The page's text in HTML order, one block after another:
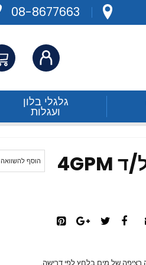
08-8677663
התחברות
גלגלי בלון
ועגלות
אלבין משאבת לחץ מים 15.1 ל/ד 4GPM
הוסף להשוואה